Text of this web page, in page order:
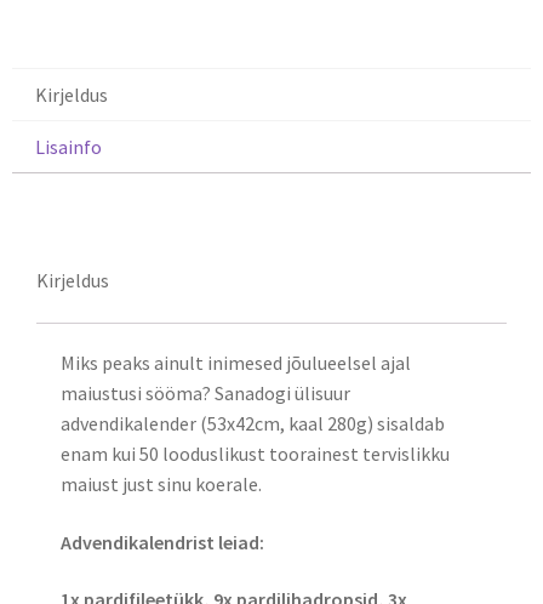
Kirjeldus
Lisainfo
Kirjeldus
Miks peaks ainult inimesed jõulueelsel ajal
maiustusi sööma? Sanadogi ülisuur
advendikalender (53x42cm, kaal 280g) sisaldab
enam kui 50 looduslikust toorainest tervislikku
maiust just sinu koerale.
Advendikalendrist leiad: